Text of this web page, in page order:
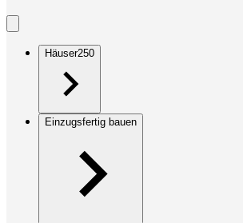
Häuser250
Einzugsfertig bauen